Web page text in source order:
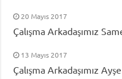
20 Mayıs 2017
Çalışma Arkadaşımız
13 Mayıs 2017
Çalışma Arkadaşımız